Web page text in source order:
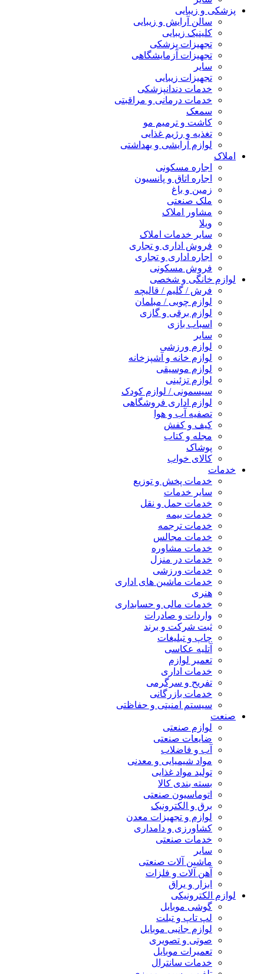
پزشکی و زیبایی
سالن آرایش و زیبایی
کلینیک زیبایی
تجهیزات پزشکی
تجهیزات آزمایشگاهی
سایر
تجهیزات زیبایی
خدمات دندانپزشکی
خدمات درمانی و مراقبتی
سمعک
کاشت و ترمیم مو
تغذیه و رژیم غذایی
لوازم آرایشی و بهداشتی
املاک
اجاره مسکونی
اجاره اتاق و پانسیون
زمین و باغ
ملک صنعتی
مشاور املاک
ویلا
سایر خدمات املاک
فروش اداری و تجاری
اجاره اداری و تجاری
فروش مسکونی
لوازم خانگی و شخصی
فرش / گلیم / قالیچه
لوازم چوبی / مبلمان
لوازم برقی و گازی
اسباب بازی
سایر
لوازم ورزشی
لوازم خانه و آشپزخانه
لوازم موسیقی
لوازم تزئینی
سیسمونی / لوازم کودک
لوازم اداری فروشگاهی
تصفیه آب و هوا
کیف و کفش
مجله و کتاب
پوشاک
کالای خواب
خدمات
خدمات پخش و توزیع
سایر خدمات
خدمات حمل و نقل
خدمات بیمه
خدمات ترجمه
خدمات مجالس
خدمات مشاوره
خدمات در منزل
خدمات ورزشی
خدمات ماشین های اداری
هنری
خدمات مالی و حسابداری
واردات و صادرات
ثبت شرکت و برند
چاپ و تبلیغات
آتلیه عکاسی
تعمیر لوازم
خدمات اداری
تفریح و سرگرمی
خدمات بازرگانی
سیستم امنیتی و حفاظتی
صنعت
لوازم صنعتی
ضایعات صنعتی
آب و فاضلاب
مواد شیمیایی و معدنی
تولید مواد غذایی
بسته بندی کالا
اتوماسیون صنعتی
برق و الکترونیک
لوازم و تجهیزات معدن
کشاورزی و دامداری
خدمات صنعتی
سایر
ماشین آلات صنعتی
آهن آلات و فلزات
ابزار و یراق
لوازم الکترونیکی
گوشی موبایل
لپ تاپ و تبلت
لوازم جانبی موبایل
صوتی و تصویری
تعمیرات موبایل
خدمات سانترال